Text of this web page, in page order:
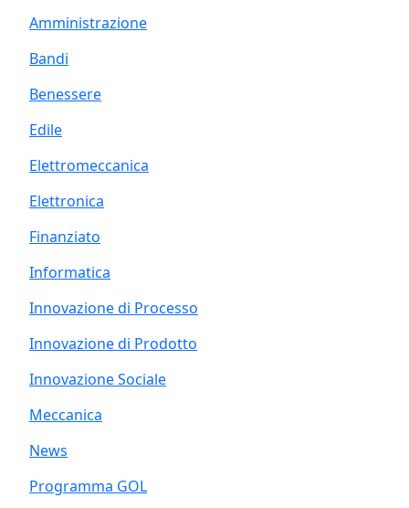
Amministrazione
Bandi
Benessere
Edile
Elettromeccanica
Elettronica
Finanziato
Informatica
Innovazione di Processo
Innovazione di Prodotto
Innovazione Sociale
Meccanica
News
Programma GOL